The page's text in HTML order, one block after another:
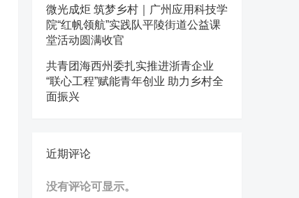
微光成炬 筑梦乡村｜广州应用科技学
院“红帆领航”实践队平陵街道公益课
堂活动圆满收官
共青团海西州委扎实推进浙青企业
“联心工程”赋能青年创业 助力乡村全
面振兴
近期评论
没有评论可显示。